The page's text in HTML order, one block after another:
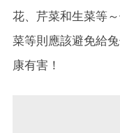
花、芹菜和生菜等
菜等則應該避免給
康有害！